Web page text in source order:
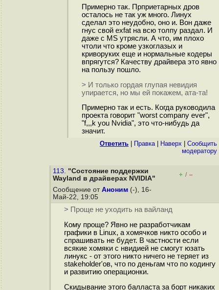
Примерно так. Прприетарных дров
осталось не так уж много. Линух
сделал это неудобно, оно и. Вон даже
гнус свой exfat на всю толпу раздал. И
даже с MS утрясли. А что, им плохо
чтоли что кроме узкоглазых и
криворуких еще и нормальные кодеры
впрягутся? Качеству драйвера это явно
на пользу пошло.
> И только гордая глупая невидия
упирается, но мы ей покажем, ата-та!
Примерно так и есть. Когда руководила
проекта говорит "worst company ever",
"f,,,k you Nvidia", это что-нибудь да
значит.
Ответить Правка| Наверх
Cообщить
модератору
113. "Состояние поддержки
Wayland в драйверах NVIDIA"
+ / –
Сообщение от Аноним (-), 16-
Май-22, 19:05
> Проще не уходить на вайланд
Кому проще? Явно не разработчикам
графики в Linux, а хомячков никто особо и
спрашивать не будет. В частности если
всякие хомяки с нвидией не смогут юзать
линукс - от этого никто ничего не теряет из
stakeholder'ов, что по деньгам что по кодингу
и развитию операционки.
Скидывание этого балласта за борт никаких